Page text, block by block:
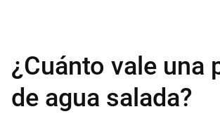
¿Cuánto vale una
de agua salada?